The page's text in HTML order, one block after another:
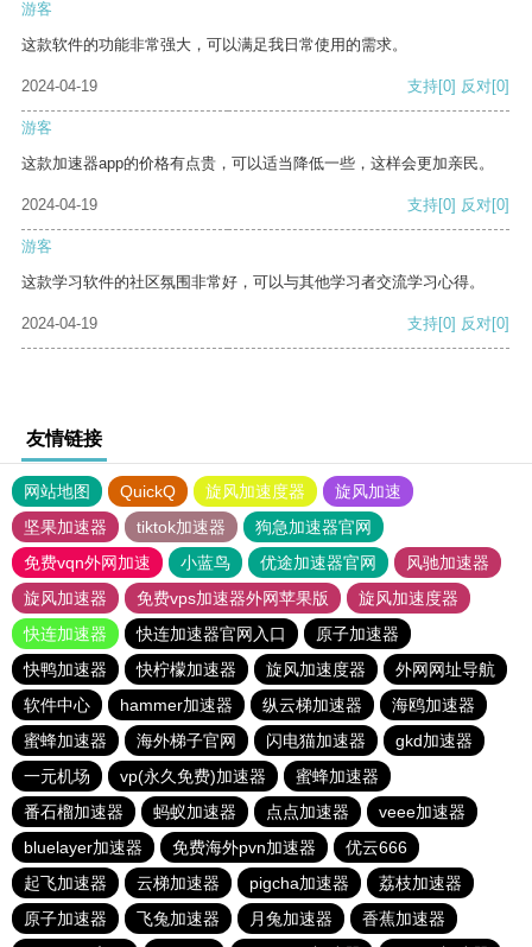
游客
这款软件的功能非常强大，可以满足我日常使用的需求。
2024-04-19 支持[0] 反对[0]
游客
这款加速器app的价格有点贵，可以适当降低一些，这样会更加亲民。
2024-04-19 支持[0] 反对[0]
游客
这款学习软件的社区氛围非常好，可以与其他学习者交流学习心得。
2024-04-19 支持[0] 反对[0]
友情链接
网站地图 QuickQ 旋风加速度器
旋风加速
坚果加速器
tiktok加速器
狗急加速器官网
免费vqn外网加速
小蓝鸟 优途加速器官网
风驰加速器
旋风加速器
免费vps加速器外网苹果版
旋风加速度器
快连加速器
快连加速器官网入口
原子加速器
快鸭加速器
快柠檬加速器 旋风加速度器
外网网址导航
软件中心
hammer加速器 纵云梯加速器
海鸥加速器
蜜蜂加速器
海外梯子官网 闪电猫加速器
gkd加速器
一元机场
vp(永久免费)加速器
蜜蜂加速器
番石榴加速器
蚂蚁加速器 点点加速器
veee加速器
bluelayer加速器
免费海外pvn加速器
优云666
起飞加速器
云梯加速器 pigcha加速器
荔枝加速器
原子加速器
飞兔加速器 月兔加速器
香蕉加速器